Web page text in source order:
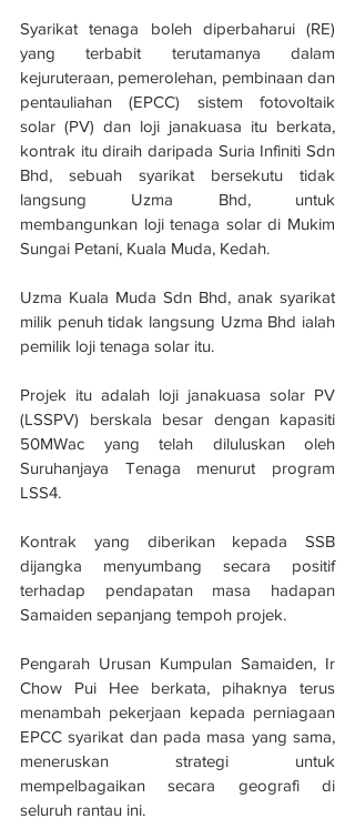
Syarikat tenaga boleh diperbaharui (RE)
yang terbabit terutamanya dalam
kejuruteraan, pemerolehan, pembinaan dan
pentauliahan (EPCC) sistem fotovoltaik
solar (PV) dan loji janakuasa itu berkata,
kontrak itu diraih daripada Suria Infiniti Sdn
Bhd, sebuah syarikat bersekutu tidak
langsung Uzma Bhd, untuk
membangunkan loji tenaga solar di Mukim
Sungai Petani, Kuala Muda, Kedah.
Uzma Kuala Muda Sdn Bhd, anak syarikat
milik penuh tidak langsung Uzma Bhd ialah
pemilik loji tenaga solar itu.
Projek itu adalah loji janakuasa solar PV
(LSSPV) berskala besar dengan kapasiti
50MWac yang telah diluluskan oleh
Suruhanjaya Tenaga menurut program
LSS4.
Kontrak yang diberikan kepada SSB
dijangka menyumbang secara positif
terhadap pendapatan masa hadapan
Samaiden sepanjang tempoh projek.
Pengarah Urusan Kumpulan Samaiden, Ir
Chow Pui Hee berkata, pihaknya terus
menambah pekerjaan kepada perniagaan
EPCC syarikat dan pada masa yang sama,
meneruskan strategi untuk
mempelbagaikan secara geografi di
seluruh rantau ini.